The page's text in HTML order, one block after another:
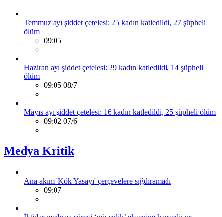
Temmuz ayı şiddet çetelesi: 25 kadın katledildi, 27 şüpheli
ölüm
09:05
Haziran ayı şiddet çetelesi: 29 kadın katledildi, 14 şüpheli
ölüm
09:05 08/7
Mayıs ayı şiddet çetelesi: 16 kadın katledildi, 25 şüpheli ölüm
09:02 07/6
Medya Kritik
Ana akım 'Kök Yasayı' çerçevelere sığdıramadı
09:07